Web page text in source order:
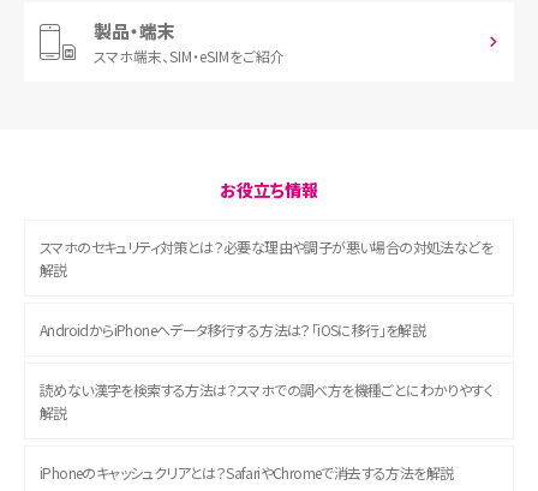
製品・端末
スマホ端末、SIM・eSIMをご紹介
お役立ち情報
スマホのセキュリティ対策とは？必要な理由や調子が悪い場合の対処法などを
解説
AndroidからiPhoneへデータ移行する方法は？「iOSに移行」を解説
読めない漢字を検索する方法は？スマホでの調べ方を機種ごとにわかりやすく
解説
iPhoneのキャッシュクリアとは？SafariやChromeで消去する方法を解説